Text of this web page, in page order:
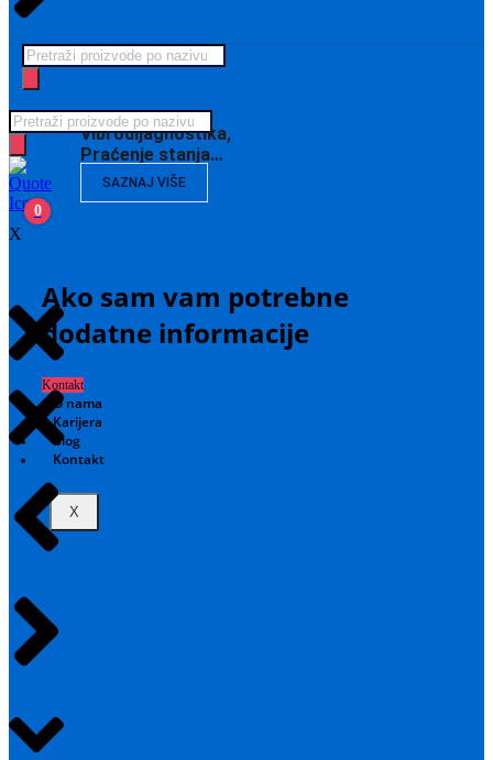
Vibrodijagnostika,
Praćenje stanja…
SAZNAJ VIŠE
Ako sam vam potrebne
dodatne informacije
Kontakt
O nama
Karijera
Blog
Kontakt
X
Products
search
Products
search
0
X